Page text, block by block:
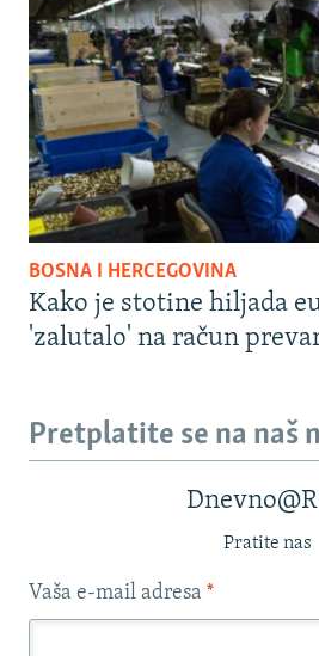
BOSNA I HERCEGOVINA
Kako je stotine hiljada
'zalutalo' na račun
Pretplatite se na naš
Pratite nas
Vaša e-mail adresa *